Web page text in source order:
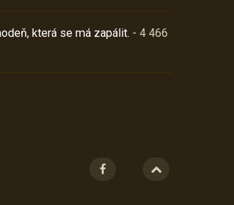
která se má zapálit. - 4 466